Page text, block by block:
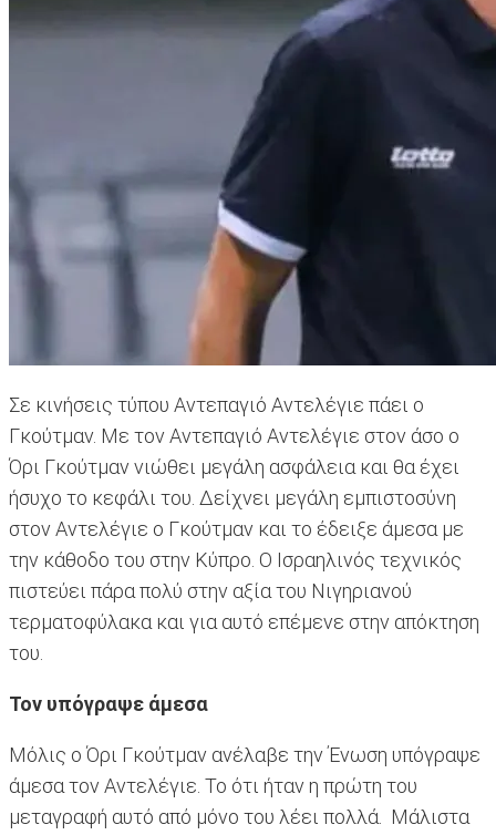
Σε κινήσεις τύπου Αντεπαγιό Αντελέγιε πάει ο
Γκούτμαν. Με τον Αντεπαγιό Αντελέγιε στον άσο ο
Όρι Γκούτμαν νιώθει μεγάλη ασφάλεια και θα έχει
ήσυχο το κεφάλι του. Δείχνει μεγάλη εμπιστοσύνη
στον Αντελέγιε ο Γκούτμαν και το έδειξε άμεσα με
την κάθοδο του στην Κύπρο. Ο Ισραηλινός τεχνικός
πιστεύει πάρα πολύ στην αξία του Νιγηριανού
τερματοφύλακα και για αυτό επέμενε στην απόκτηση
του.
Τον υπόγραψε άμεσα
Μόλις ο Όρι Γκούτμαν ανέλαβε την Ένωση υπόγραψε
άμεσα τον Αντελέγιε. Το ότι ήταν η πρώτη του
μεταγραφή αυτό από μόνο του λέει πολλά. Μάλιστα